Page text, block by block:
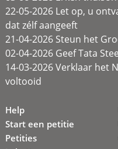
22-05-2026 Let op, u
dat zélf aangeeft
21-04-2026 Steun het
02-04-2026 Geef Tata
14-03-2026 Verklaar het
voltooid
Help
Start een petitie
Petities